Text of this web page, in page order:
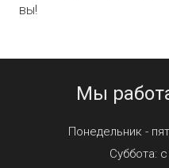
вы!
Мы
Понедельник -
Суббота: